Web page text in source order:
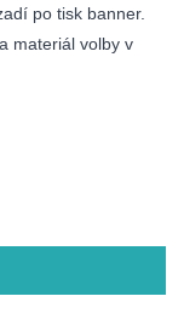
po tisk banner.
materiál volby v